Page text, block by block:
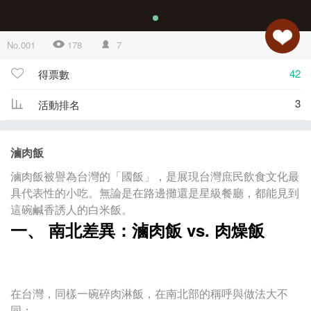
No.001 178 7
得票數 42
活動排名 3
滷肉飯
滷肉飯被譽為台灣的「國飯」，是展現台灣庶民飲食文化最
具代表性的小吃。無論是在路邊攤還是星級餐廳，都能見到
這碗鹹香誘人的白米飯。
一、 南北差異：滷肉飯 vs. 肉燥飯
在台灣，同樣一碗碎肉淋飯，在南北部的稱呼與做法大不